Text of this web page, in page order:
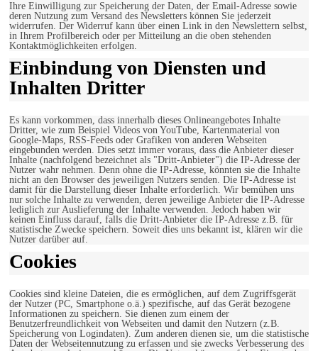
Ihre Einwilligung zur Speicherung der Daten, der Email-Adresse sowie
deren Nutzung zum Versand des Newsletters können Sie jederzeit
widerrufen. Der Widerruf kann über einen Link in den Newslettern selbst,
in Ihrem Profilbereich oder per Mitteilung an die oben stehenden
Kontaktmöglichkeiten erfolgen.
Einbindung von Diensten und
Inhalten Dritter
Es kann vorkommen, dass innerhalb dieses Onlineangebotes Inhalte
Dritter, wie zum Beispiel Videos von YouTube, Kartenmaterial von
Google-Maps, RSS-Feeds oder Grafiken von anderen Webseiten
eingebunden werden. Dies setzt immer voraus, dass die Anbieter dieser
Inhalte (nachfolgend bezeichnet als "Dritt-Anbieter") die IP-Adresse der
Nutzer wahr nehmen. Denn ohne die IP-Adresse, könnten sie die Inhalte
nicht an den Browser des jeweiligen Nutzers senden. Die IP-Adresse ist
damit für die Darstellung dieser Inhalte erforderlich. Wir bemühen uns
nur solche Inhalte zu verwenden, deren jeweilige Anbieter die IP-Adresse
lediglich zur Auslieferung der Inhalte verwenden. Jedoch haben wir
keinen Einfluss darauf, falls die Dritt-Anbieter die IP-Adresse z.B. für
statistische Zwecke speichern. Soweit dies uns bekannt ist, klären wir die
Nutzer darüber auf.
Cookies
Cookies sind kleine Dateien, die es ermöglichen, auf dem Zugriffsgerät
der Nutzer (PC, Smartphone o.ä.) spezifische, auf das Gerät bezogene
Informationen zu speichern. Sie dienen zum einem der
Benutzerfreundlichkeit von Webseiten und damit den Nutzern (z.B.
Speicherung von Logindaten). Zum anderen dienen sie, um die statistische
Daten der Webseitennutzung zu erfassen und sie zwecks Verbesserung des